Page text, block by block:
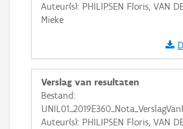
Auteur(s): PHILIPSEN Floris, VAN
Mieke
Verslag van resultaten
Bestand:
Auteur(s): PHILIPSEN Floris, VAN